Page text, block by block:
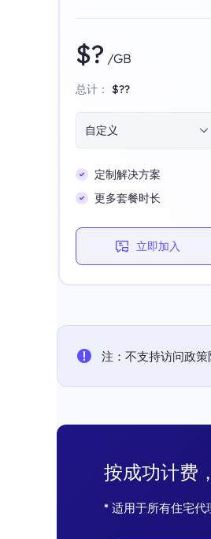
$? /GB
总计： $??
自定义
定制解决方案
更多套餐时长
立即加入
注：不支持访问政
按成功计费
* 适用于所有住宅代